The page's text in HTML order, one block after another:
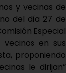
y vecinas de
del día 27 de
Especial
en sus
proponiendo
le dirijan”